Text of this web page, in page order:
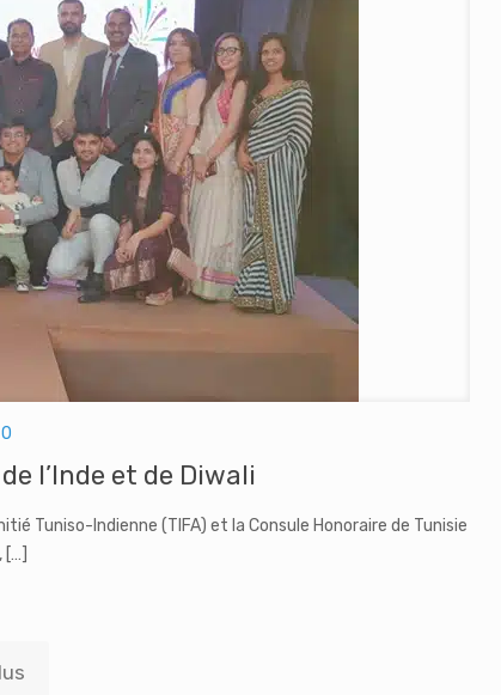
0
l’Inde et de Diwali
Tuniso-Indienne (TIFA) et la Consule Honoraire de Tunisie
[…]